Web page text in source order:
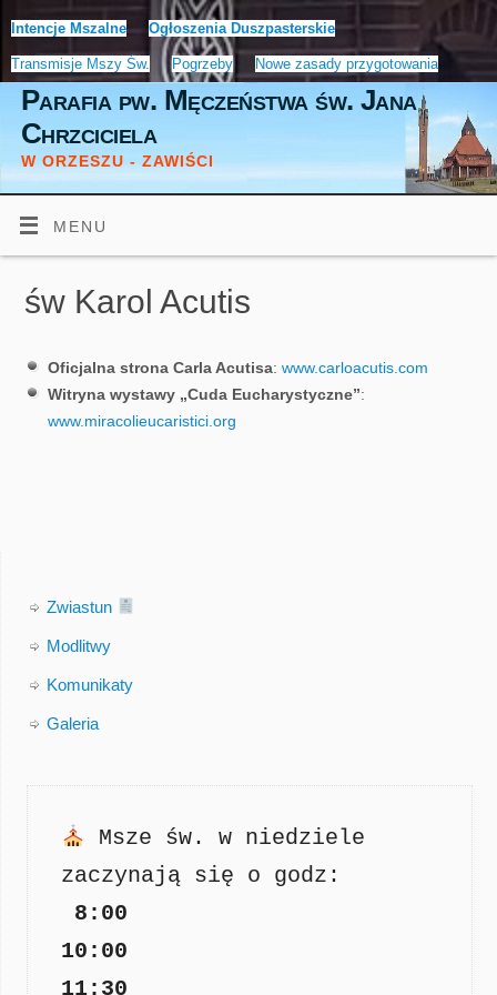
Intencje Mszalne Ogłoszenia Duszpasterskie
Transmisje Mszy Św. Pogrzeby Nowe zasady przygotowania
Parafia pw. Męczeństwa św. Jana
Chrzciciela
W ORZESZU - ZAWIŚCI
MENU
św Karol Acutis
Oficjalna strona Carla Acutisa:www.carloacutis.com
Witryna wystawy „Cuda Eucharystyczne”:
www.miracolieucaristici.org
Zwiastun
Modlitwy
Komunikaty
Galeria
Msze św. w niedziele
zaczynają się o godz:
8:00
11:30